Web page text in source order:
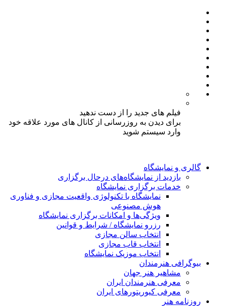
فیلم های جدید را از دست ندهید
برای دیدن به روزرسانی از کانال های مورد علاقه خود
وارد سیستم شوید
گالری و نمایشگاه
بازدید از نمایشگاه‌های درحال برگزاری
خدمات برگزاری نمایشگاه
نمایشگاه با تکنولوژی واقعیت مجازی و فناوری
هوش مصنوعی
ویژگی‌ها و امکانات برگزاری نمایشگاه
رزرو نمایشگاه / شرایط و قوانین
انتخاب سالن مجازی
انتخاب قاب مجازی
انتخاب موزیک نمایشگاه
بیوگرافی هنرمندان
مشاهیر هنر جهان
معرفی هنرمندان ایران
معرفی کیوریتورهای ایران
روزنامه هنر